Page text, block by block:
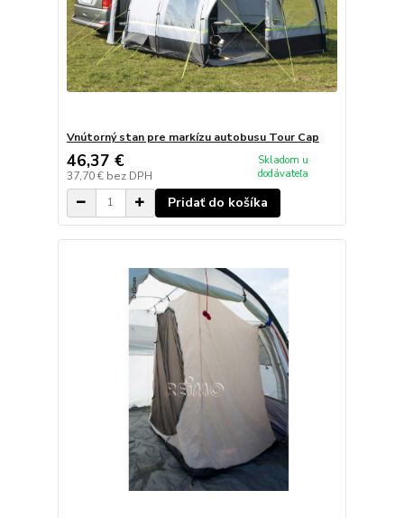
Vnútorný stan pre markízu autobusu Tour Cap
46,37 €
37,70 € bez DPH
Skladom u
dodávateľa
Pridať do košíka